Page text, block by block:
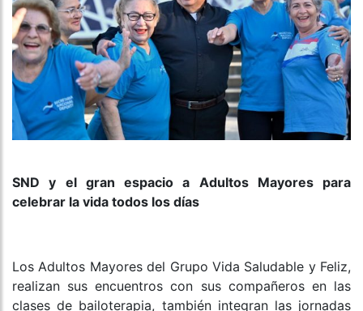
SND y el gran espacio a Adultos Mayores para
celebrar la vida todos los días
Los Adultos Mayores del Grupo Vida Saludable y Feliz,
realizan sus encuentros con sus compañeros en las
clases de bailoterapia, también integran las jornadas